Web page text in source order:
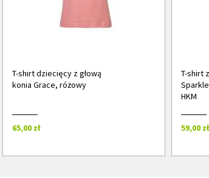
T-shirt dziecięcy z głową
konia Grace, różowy
65,00 zł
T-shirt
HKM
59,00 zł